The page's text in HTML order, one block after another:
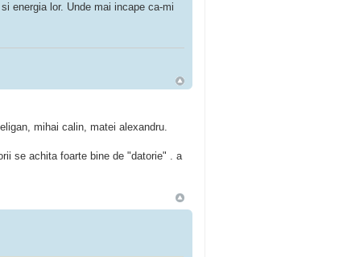
energia lor. Unde mai incape ca-mi
mihai calin, matei alexandru.
se achita foarte bine de "datorie" . a